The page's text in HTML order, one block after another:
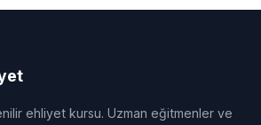
ehliyet kursu. Uzman eğitmenler ve